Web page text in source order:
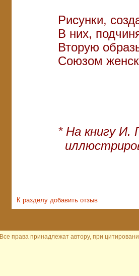
Рисунки,
В них,
Вторую
Союзом
* На книгу И.
К разделу добавить отзыв
Все права принадлежат автору, при